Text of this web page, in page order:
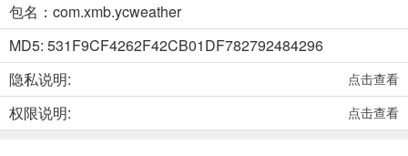
包名：com.xmb.ycweather
MD5: 531F9CF4262F42CB01DF782792484296
隐私说明:
点击查看
权限说明: 点击查看